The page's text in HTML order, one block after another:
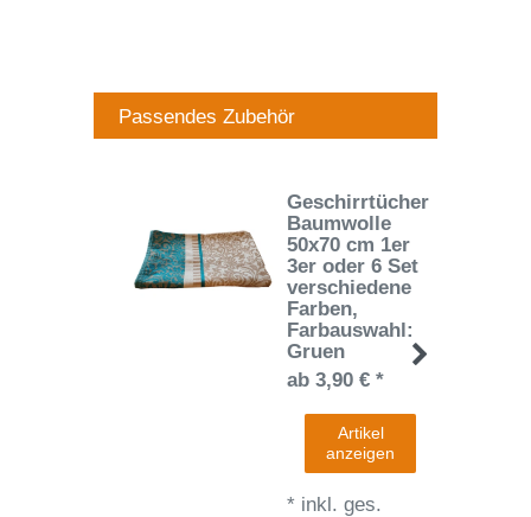
Passendes Zubehör
Geschirrtücher
Baumwolle
50x70 cm 1er
3er oder 6 Set
verschiedene
Farben,
Farbauswahl:
Gruen
ab 3,90 € *
Artikel
anzeigen
* inkl. ges.